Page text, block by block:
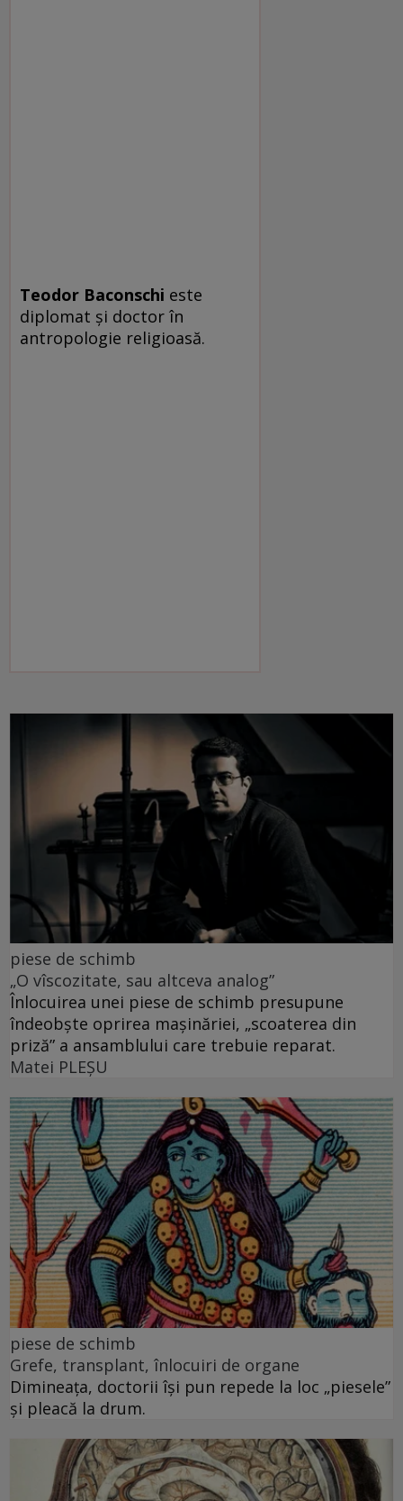
Teodor Baconschi este
diplomat și doctor în
antropologie religioasă.
piese de schimb
„O vîscozitate, sau altceva analog”
Înlocuirea unei piese de schimb presupune
îndeobște oprirea mașinăriei, „scoaterea din
priză” a ansamblului care trebuie reparat.
Matei PLEŞU
piese de schimb
Grefe, transplant, înlocuiri de organe
Dimineața, doctorii își pun repede la loc „piesele”
și pleacă la drum.